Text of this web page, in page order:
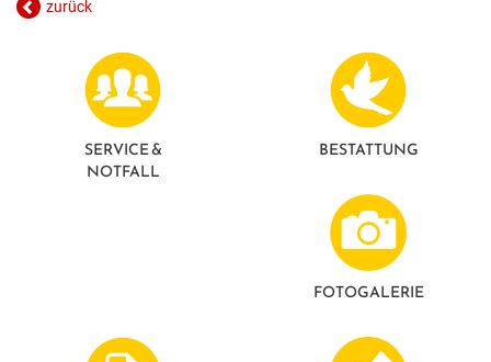
zurück
SERVICE &
NOTFALL
BESTATTUNG
FOTO­GALERIE